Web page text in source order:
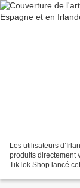
Les utilisateurs
produits directement
TikTok Shop lancé